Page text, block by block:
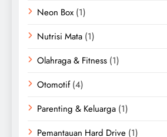
Neon Box (1)
Nutrisi Mata (1)
Olahraga & Fitness (1)
Otomotif(4)
Parenting & Keluarga (1)
Pemantauan Hard Drive (1)